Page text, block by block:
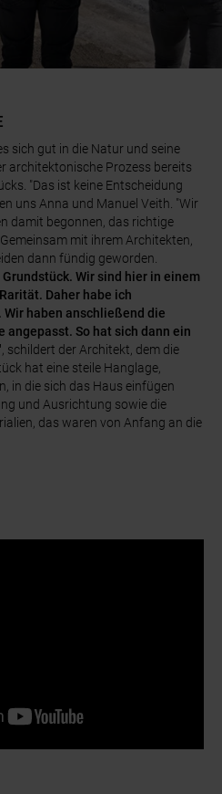
sich gut in die Natur und seine
architektonische Prozess bereits
"Das ist keine Entscheidung
uns Anna und Manuel Veith. "Wir
damit begonnen, das richtige
mit ihrem Architekten,
dann fündig geworden.
Wir sind hier in einem
Daher habe ich
haben anschließend die
angepasst. So hat sich dann ein
, schildert der Architekt, dem die
hat eine steile Hanglage,
in die sich das Haus einfügen
und Ausrichtung sowie die
das waren von Anfang an die